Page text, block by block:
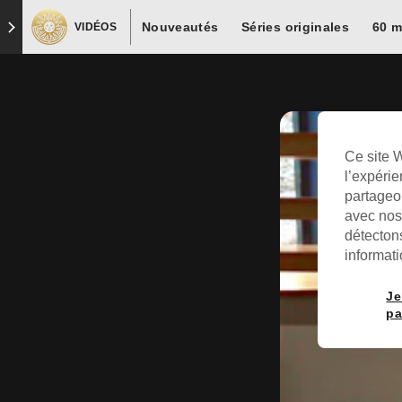
VIDÉOS Nouveautés Séries originales 60
Ce site
avec